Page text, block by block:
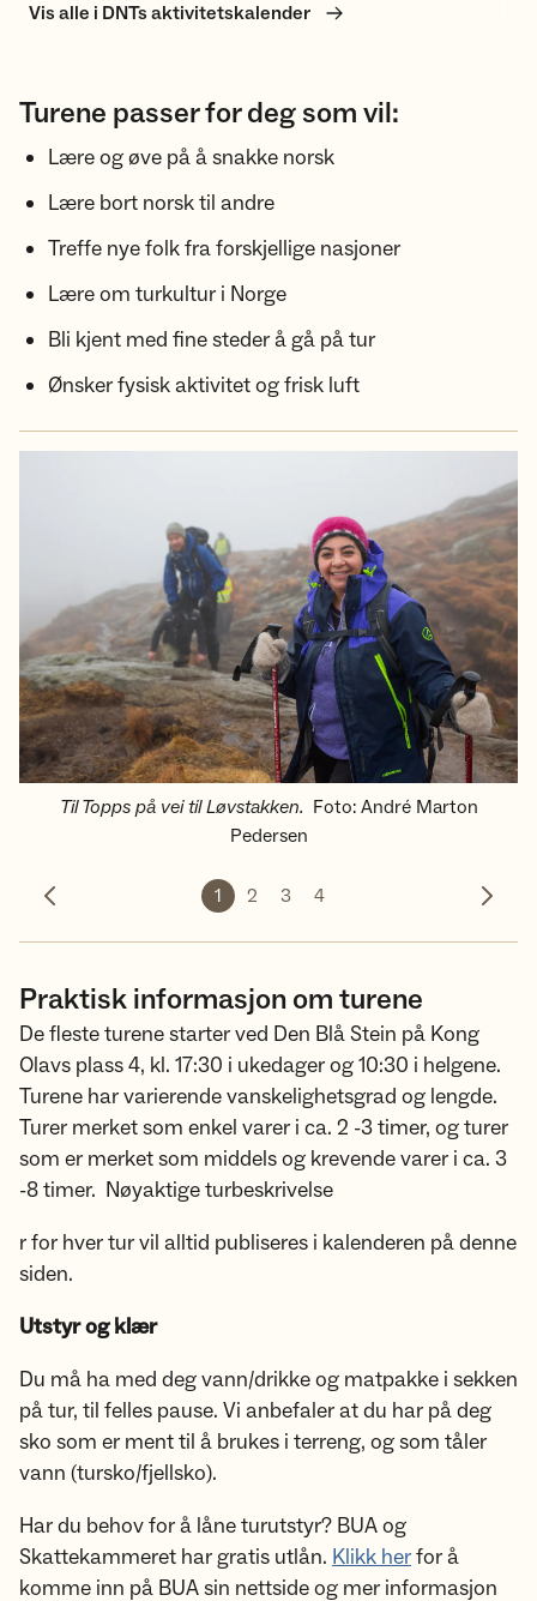
Vis alle i DNTs aktivitetskalender
Turene passer for deg som vil:
Lære og øve på å snakke norsk
Lære bort norsk til andre
Treffe nye folk fra forskjellige nasjoner
Lære om turkultur i Norge
Bli kjent med fine steder å gå på tur
Ønsker fysisk aktivitet og frisk luft​​​​​​
Til Topps på vei til Løvstakken. Foto: André Marton
Pedersen
Forrige bilde
1 2 3 4
Praktisk informasjon om turene
De fleste turene starter ved Den Blå Stein på Kong
Olavs plass 4, kl. 17:30 i ukedager og 10:30 i helgene.
Turene har varierende vanskelighetsgrad og lengde.
Turer merket som enkel varer i ca. 2 -3 timer, og turer
som er merket som middels og krevende varer i ca. 3
-8 timer. Nøyaktige turbeskrivelse
r for hver tur vil alltid publiseres i kalenderen på denne
siden.
Utstyr og klær
Du må ha med deg vann/drikke og matpakke i sekken
på tur, til felles pause. Vi anbefaler at du har på deg
sko som er ment til å brukes i terreng, og som tåler
vann (tursko/fjellsko).
Har du behov for å låne turutstyr? BUA og
Skattekammeret har gratis utlån. Klikk herfor å
komme inn på BUA sin nettside og mer informasjon